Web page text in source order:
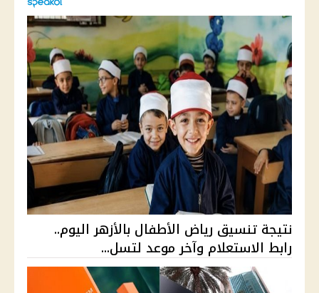
نتيجة تنسيق رياض الأطفال بالأزهر اليوم..
رابط الاستعلام وآخر موعد لتسل...